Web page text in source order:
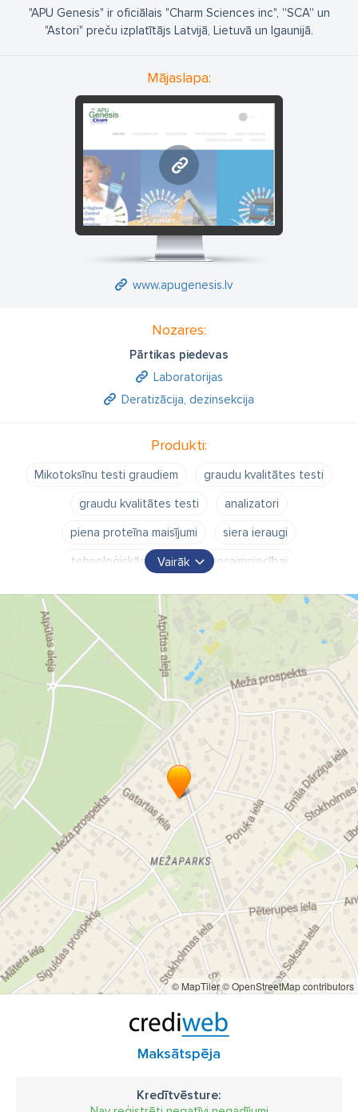
"APU Genesis" ir oficiālais "Charm Sciences inc", ''SCA'' un
"Astori" preču izplatītājs Latvijā, Lietuvā un Igaunijā.
Mājaslapa:
www.apugenesis.lv
Nozares:
Pārtikas piedevas
Laboratorijas
Deratizācija, dezinsekcija
Produkti:
Mikotoksīnu testi graudiem
graudu kvalitātes testi
graudu kvalitātes testi
analizatori
piena proteīna maisījumi
siera ieraugi
tehnoloģiskās piedevas piensaimniecībai
Vairāk
© MapTiler© OpenStreetMap contributors
Maksātspēja
Kredītvēsture: